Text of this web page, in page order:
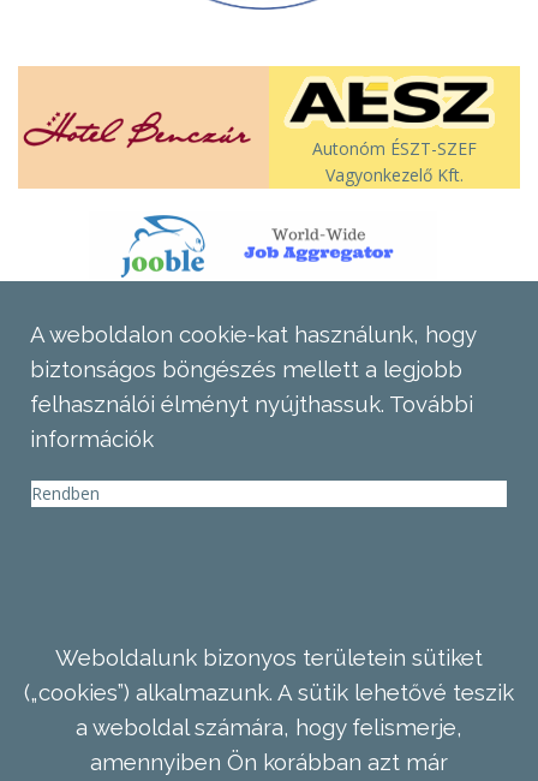
Autonóm ÉSZT-SZEF
Vagyonkezelő Kft.
A weboldalon cookie-kat használunk, hogy
biztonságos böngészés mellett a legjobb
felhasználói élményt nyújthassuk. További
információk
Rendben
Weboldalunk bizonyos területein sütiket
(„cookies”) alkalmazunk. A sütik lehetővé teszik
a weboldal számára, hogy felismerje,
amennyiben Ön korábban azt már